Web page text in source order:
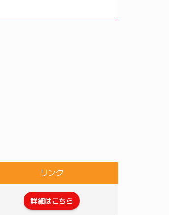
リンク
詳細はこちら